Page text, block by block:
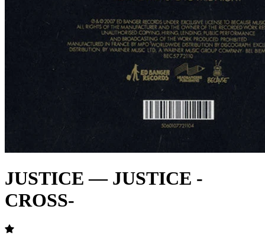
JUSTICE — JUSTICE -
CROSS-